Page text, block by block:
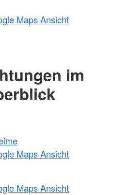
Maps Ansicht
im
Maps Ansicht
Maps Ansicht